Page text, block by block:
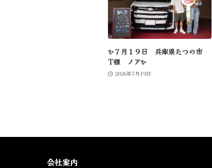
✨７月１９日 兵庫県たつの市
T様 ノア✨
2026年7月19日
会社案内